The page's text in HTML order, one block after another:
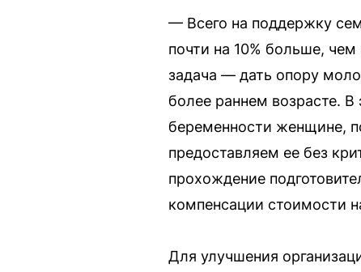
— Всего на поддержку
почти на 10% больше,
задача — дать опору
более раннем возрасте.
беременности женщине,
предоставляем ее без
прохождение
компенсации стоимости
Для улучшения